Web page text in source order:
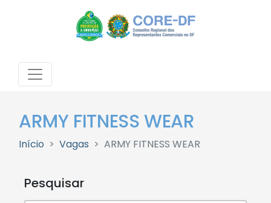
ARMY FITNESS WEAR
Início Vagas ARMY FITNESS WEAR
Pesquisar